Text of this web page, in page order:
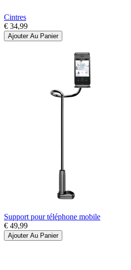
Cintres
€ 34,99
Ajouter Au Panier
Support pour téléphone mobile
€ 49,99
Ajouter Au Panier